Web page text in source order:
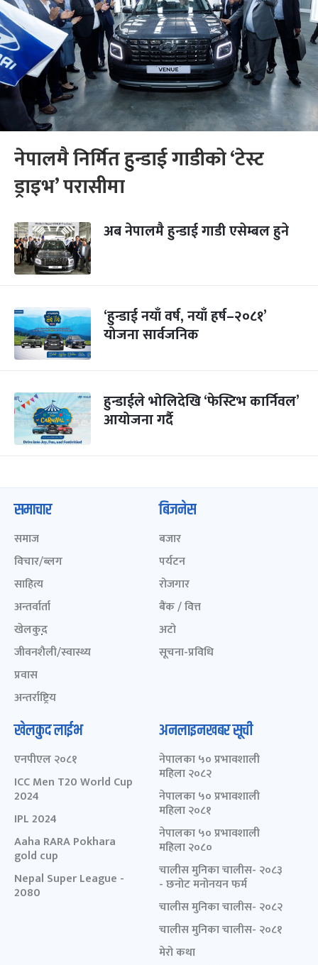
नेपालमै निर्मित हुन्डाई गाडीको ‘टेस्ट
ड्राइभ’ परासीमा
अब नेपालमै हुन्डाई गाडी एसेम्बल हुने
‘हुन्डाई नयाँ वर्ष, नयाँ हर्ष–२०८१’
योजना सार्वजनिक
हुन्डाईले भोलिदेखि ‘फेस्टिभ कार्निवल’
आयोजना गर्दै
समाचार
समाज
विचार/ब्लग
साहित्य
अन्तर्वार्ता
खेलकुद़़
जीवनशैली/स्वास्थ्य
प्रवास
अन्तर्राष्ट्रिय
बिजनेस
बजार
पर्यटन
रोजगार
बैंक / वित्त
अटो
सूचना-प्रविधि
खेलकुद लाईभ
एनपीएल २०८१
ICC Men T20 World Cup
2024
IPL 2024
Aaha RARA Pokhara
gold cup
Nepal Super League -
2080
अनलाइनखबर सूची
नेपालका ५० प्रभावशाली
महिला २०८२
नेपालका ५० प्रभावशाली
महिला २०८१
नेपालका ५० प्रभावशाली
महिला २०८०
चालीस मुनिका चालीस- २०८३
- छनोट मनोनयन फर्म
चालीस मुनिका चालीस- २०८२
चालीस मुनिका चालीस- २०८१
मेरो कथा